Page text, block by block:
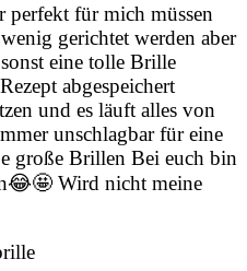
für mich müssen
gerichtet werden aber
eine tolle Brille
abgespeichert
und es läuft alles von
unschlagbar für eine
große Brillen Bei euch bin
Wird nicht meine